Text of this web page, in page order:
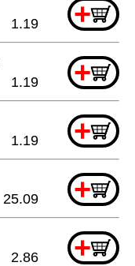
+
1.19
+
1.19
+
1.19
+
25.09
+
2.86